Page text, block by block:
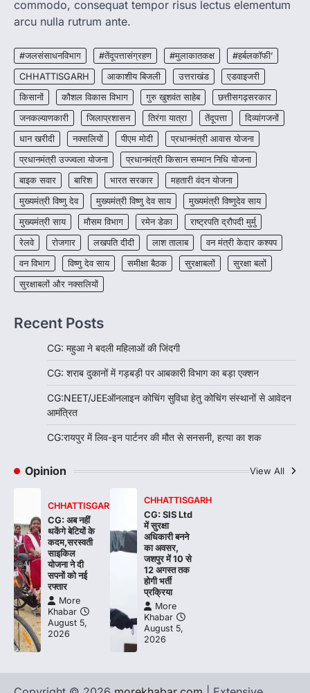
2
बिक्री और अन्य गंभीर अनियमितताओं के…
3
CG:NEET/JEEऑनलाइन कोचिंग सुविधा हेतु
कोचिंग संस्थानों से आवेदन आमंत्रित
More Khabar August 6, 2026
रायपुर। शैक्षणिक सत्र 2026-27 में सरगुजा जिले के
शासकीय विद्यालयों में कक्षा 11वीं विज्ञान संकाय…
4
CHHATTISGARH
CG:रायपुर में लिव-इन पार्टनर की मौत से
सनसनी, हत्या का शक
More Khabar August 6, 2026
रायपुर। राजधानी रायपुर से एक सनसनीखेज मामला
सामने आया है। मुजगहन थाना क्षेत्र के बोरियाकला…
commodo, consequat tempor risus lectus elementum
arcu nulla rutrum ante.
#जलसंसाधनविभाग #तेंदूपत्तासंग्रहण #मुलाकातकक्ष
#हर्बलकॉफी’
CHHATTISGARH
आकाशीय बिजली उत्तराखंड
एडवाइजरी
किसानों
कौशल विकास विभाग गुरु खुशवंत साहेब
छत्तीसगढ़सरकार
जनकल्याणकारी
जिलाप्रशासन तिरंगा यात्रा तेंदूपत्ता
दिव्यांगजनों
धान खरीदी
नक्सलियों पीएम मोदी
प्रधानमंत्री आवास योजना
प्रधानमंत्री उज्ज्वला योजना
प्रधानमंत्री किसान सम्मान निधि योजना
बाइक सवार
बारिश भारत सरकार
महतारी वंदन योजना
मुख्यमंत्री विष्णु देव
मुख्यमंत्री विष्णु देव साय
मुख्यमंत्री विष्णुदेव साय
मुख्यमंत्री साय
मौसम विभाग रमेन डेका
राष्ट्रपति द्रौपदी मुर्मु
रेलवे
रोजगार लखपति दीदी लाश तालाब
वन मंत्री केदार कश्यप
वन विभाग
विष्णु देव साय समीक्षा बैठक सुरक्षाबलों
सुरक्षा बलों
सुरक्षाबलों और नक्सलियों
Recent Posts
CG: महुआ ने बदली महिलाओं की जिंदगी
CG: शराब दुकानों में गड़बड़ी पर आबकारी विभाग का बड़ा एक्शन
CG:NEET/JEEऑनलाइन कोचिंग सुविधा हेतु कोचिंग संस्थानों से आवेदन
आमंत्रित
CG:रायपुर में लिव-इन पार्टनर की मौत से सनसनी, हत्या का शक
Opinion View All
CHHATTISGARH
CG: अब नहीं
थकेंगे बेटियों के
कदम,सरस्वती
साइकिल
योजना ने दी
सपनों को नई
रफ्तार
More
Khabar
August 5,
2026
CHHATTISGARH
CG: SIS Ltd
में सुरक्षा
अधिकारी बनने
का अवसर,
जशपुर में 10 से
12 अगस्त तक
होगी भर्ती
प्रक्रिया
More
Khabar
August 5,
2026